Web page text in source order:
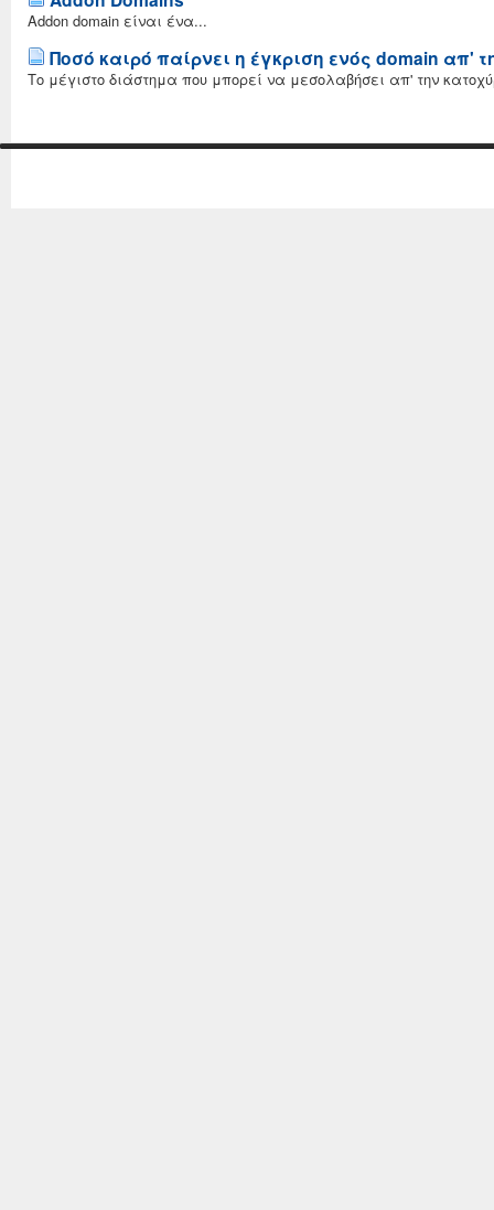
Addon domain είναι ένα...
Ποσό καιρό παίρνει η έγκριση ενός domain απ'
Το μέγιστο διάστημα που μπορεί να μεσολαβήσει απ' την